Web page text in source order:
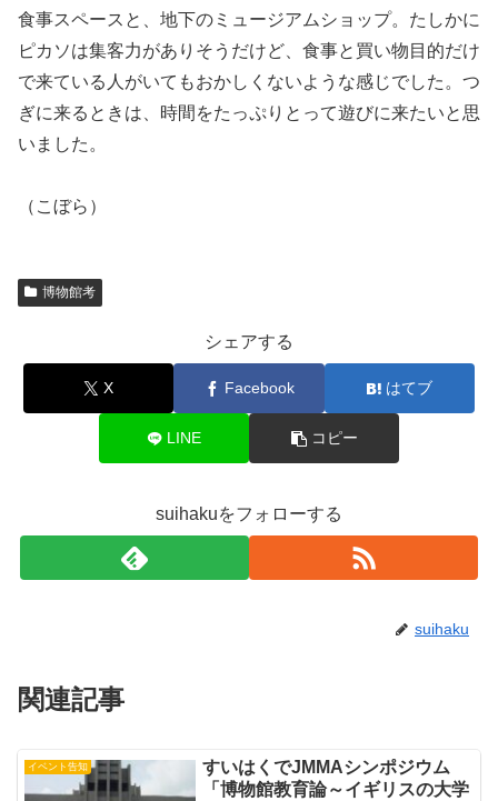
食事スペースと、地下のミュージアムショップ。たしかに
ピカソは集客力がありそうだけど、食事と買い物目的だけ
で来ている人がいてもおかしくないような感じでした。つ
ぎに来るときは、時間をたっぷりとって遊びに来たいと思
いました。
（こぼら）
博物館考
シェアする
X Facebook はてブ
LINE コピー
suihakuをフォローする
suihaku
関連記事
イベント告知
すいはくでJMMAシンポジウム
「博物館教育論～イギリスの大学